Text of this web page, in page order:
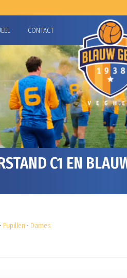
CONTACT
C1 EN
• Pupillen • Dames